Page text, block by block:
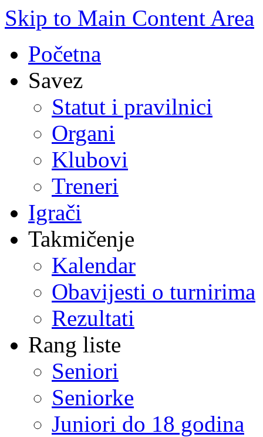
Skip to Main Content Area
Početna
Savez
Statut i pravilnici
Organi
Klubovi
Treneri
Igrači
Takmičenje
Kalendar
Obavijesti o turnirima
Rezultati
Rang liste
Seniori
Seniorke
Juniori do 18 godina